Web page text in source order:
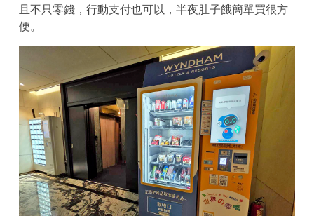
且不只零錢，行動支付也可以，半夜肚子餓簡單買很方
便。